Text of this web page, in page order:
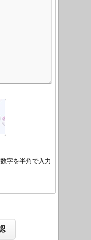
字を半角で入力